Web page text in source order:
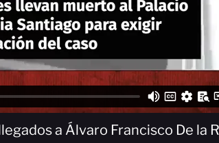
a Álvaro Francisco De la